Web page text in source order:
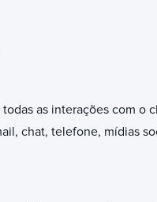
as interações com o
chat, telefone, mídias